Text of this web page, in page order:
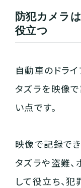
防犯カメラ
役立つ
自動車のドラ
タズラを映像
い点です。
映像で記録で
タズラや盗難
して役立ち、